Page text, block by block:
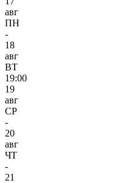
авг
ПН
-
18
авг
ВТ
19:00
19
авг
СР
-
20
авг
ЧТ
-
21